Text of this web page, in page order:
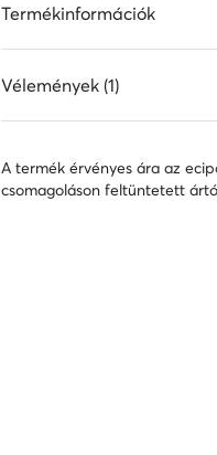
Termékinformációk
Vélemények (1)
A termék érvényes ára az
csomagoláson feltüntetett